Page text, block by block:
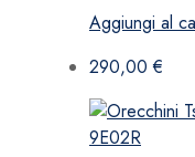
Aggiungi al
290,00€